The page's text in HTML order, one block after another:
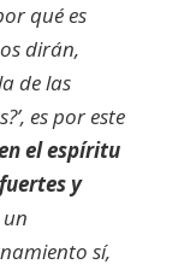
qué es
dirán,
de las
es por este
el espíritu
y
sí,